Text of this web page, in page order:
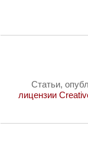
Статьи,
лицензии